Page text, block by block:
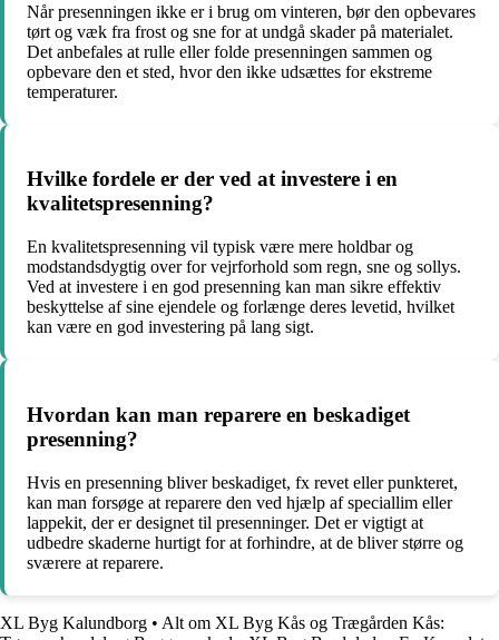
Når presenningen ikke er i brug om vinteren, bør den opbevares
tørt og væk fra frost og sne for at undgå skader på materialet.
Det anbefales at rulle eller folde presenningen sammen og
opbevare den et sted, hvor den ikke udsættes for ekstreme
temperaturer.
Hvilke fordele er der ved at investere i en
kvalitetspresenning?
En kvalitetspresenning vil typisk være mere holdbar og
modstandsdygtig over for vejrforhold som regn, sne og sollys.
Ved at investere i en god presenning kan man sikre effektiv
beskyttelse af sine ejendele og forlænge deres levetid, hvilket
kan være en god investering på lang sigt.
Hvordan kan man reparere en beskadiget
presenning?
Hvis en presenning bliver beskadiget, fx revet eller punkteret,
kan man forsøge at reparere den ved hjælp af speciallim eller
lappekit, der er designet til presenninger. Det er vigtigt at
udbedre skaderne hurtigt for at forhindre, at de bliver større og
sværere at reparere.
XL Byg Kalundborg • Alt om XL Byg Kås og Trægården Kås: